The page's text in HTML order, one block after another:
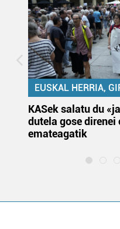
EUSKAL HERRIA,
KASek salatu du
dutela gose
emateagatik